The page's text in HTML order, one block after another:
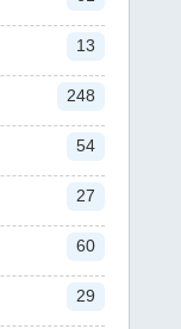
13
248
54
27
60
29